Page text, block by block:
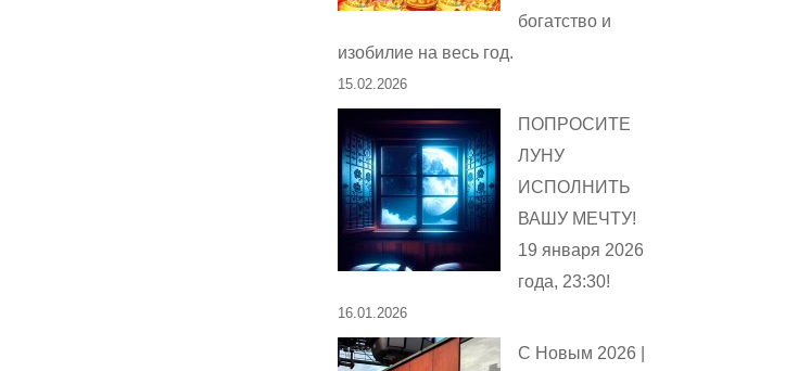
богатство и
изобилие на весь год.
15.02.2026
ПОПРОСИТЕ
ЛУНУ
ИСПОЛНИТЬ
ВАШУ МЕЧТУ!
19 января 2026
года, 23:30!
16.01.2026
С Новым 2026 |